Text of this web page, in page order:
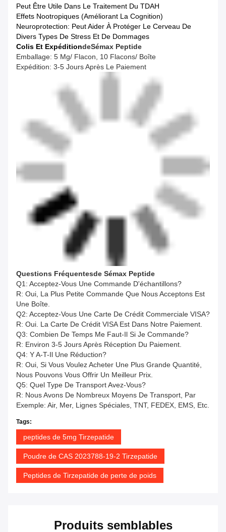
Peut Être Utile Dans Le Traitement Du TDAH
Effets Nootropiques (améliorant La Cognition)
Neuroprotection: Peut Aider À Protéger Le Cerveau De
Divers Types De Stress Et De Dommages
Colis Et ExpéditionDeSémax Peptide
Emballage: 5 Mg/ Flacon, 10 Flacons/ Boîte
Expédition: 3-5 Jours Après Le Paiement
Questions FréquentesDe Sémax Peptide
Q1: Acceptez-Vous Une Commande D'échantillons?
R: Oui, La Plus Petite Commande Que Nous Acceptons Est
Une Boîte.
Q2: Acceptez-Vous Une Carte De Crédit Commerciale VISA?
R: Oui. La Carte De Crédit VISA Est Dans Notre Paiement.
Q3: Combien De Temps Me Faut-Il Si Je Commande?
R: Environ 3-5 Jours Après Réception Du Paiement.
Q4: Y A-T-Il Une Réduction?
R: Oui, Si Vous Voulez Acheter Une Plus Grande Quantité,
Nous Pouvons Vous Offrir Un Meilleur Prix.
Q5: Quel Type De Transport Avez-Vous?
R: Nous Avons De Nombreux Moyens De Transport, Par
Exemple: Air, Mer, Lignes Spéciales, TNT, FEDEX, EMS, Etc.
Tags:
peptides de 5mg Tirzepatide
Poudre de CAS 2023788-19-2 Tirzepatide
Peptides de Tirzepatide de perte de poids
Produits semblables